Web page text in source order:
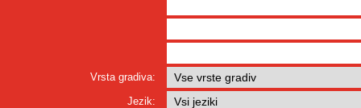
Vrsta gradiva:
Jezik: